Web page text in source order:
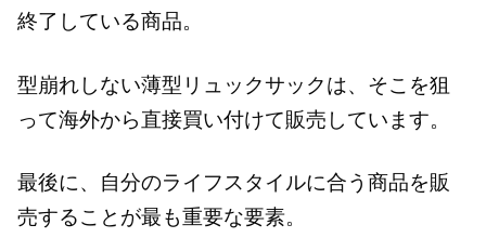
終了している商品。
型崩れしない薄型リュックサックは、そこを狙
って海外から直接買い付けて販売しています。
最後に、自分のライフスタイルに合う商品を販
売することが最も重要な要素。